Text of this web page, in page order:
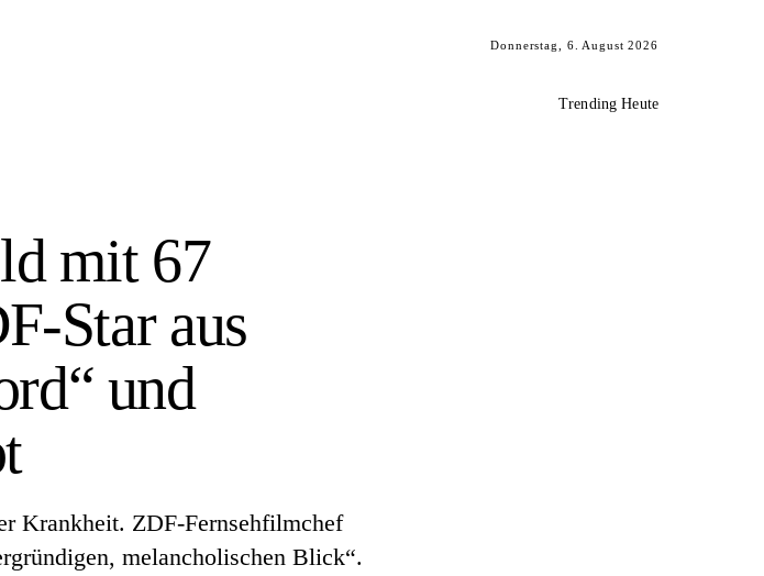
Donnerstag, 6. August 2026
Trending Heute
mit 67
Star aus
und
Krankheit. ZDF-Fernsehfilmchef
melancholischen Blick“.